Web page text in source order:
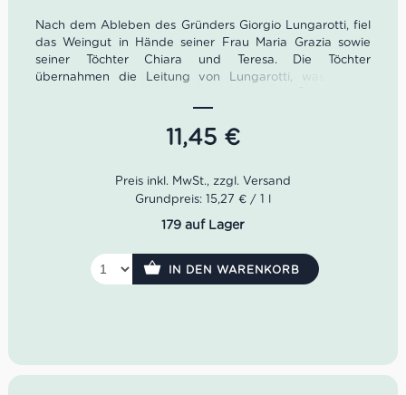
Nach dem Ableben des Gründers Giorgio Lungarotti, fiel
das Weingut in Hände seiner Frau Maria Grazia sowie
seiner Töchter Chiara und Teresa. Die Töchter
übernahmen die Leitung von Lungarotti, was Teresa
Der Rubesco Umbria Rosso von der beliebten Kellerei
violetten Nuancen ins Glas. Der Rubesco Umbria ist im
Geschmack herrlich konzentriert, fruchtig, ausgewogen
Farbe: Rubinrot, violette Nuancen
Geruch: süßer Tabak, Pfeffer, Zimt, Blaubeere
11,45 €
Grundpreis: 15,27 € / 1 l
179 auf Lager
IN DEN WARENKORB